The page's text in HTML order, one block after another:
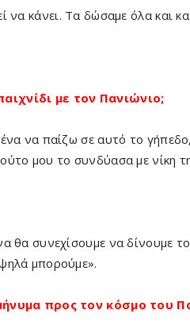
να κάνει. Τα δώσαμε όλα και
με τον Πανιώνιο;
να παίζω σε αυτό το
μου το συνδύασα με νίκη
θα συνεχίσουμε να δίνουμε
μπορούμε».
προς τον κόσμο του